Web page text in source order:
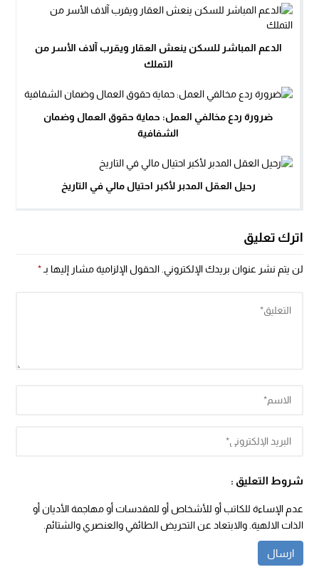
الدعم المباشر للسكن ينعش العقار ويقرب آلاف الأسر من
التملك
ضرورة ردع مخالفي العمل: حماية حقوق العمال وضمان
الشفافية
رحيل العقل المدبر لأكبر احتيال مالي في التاريخ
اترك تعليق
لن يتم نشر عنوان بريدك الإلكتروني. الحقول الإلزامية مشار إليها بـ*
شروط التعليق :
عدم الإساءة للكاتب أو للأشخاص أو للمقدسات أو مهاجمة الأديان أو
الذات الالهية. والابتعاد عن التحريض الطائفي والعنصري والشتائم.